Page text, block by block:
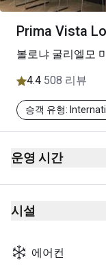
Prima Vista
볼로냐 굴리엘모
4.4 508 리뷰
승객 유형:
운영 시간
O5:00 - 21:00 daily
시설
에어컨